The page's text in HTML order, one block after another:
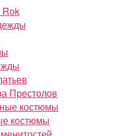
Престолов
костюмы
костюмы